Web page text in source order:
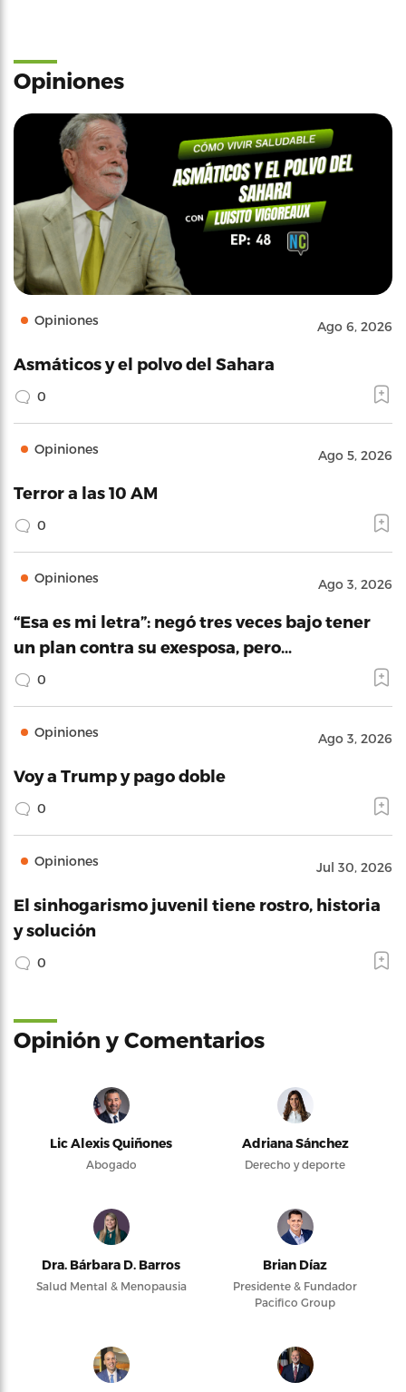
Opiniones
Opiniones Ago 6, 2026
Asmáticos y el polvo del Sahara
0
Opiniones Ago 5, 2026
Terror a las 10 AM
0
Opiniones Ago 3, 2026
“Esa es mi letra”: negó tres veces bajo tener
un plan contra su exesposa, pero…
0
Opiniones Ago 3, 2026
Voy a Trump y pago doble
0
Opiniones Jul 30, 2026
El sinhogarismo juvenil tiene rostro, historia
y solución
0
Opinión y Comentarios
Lic Alexis Quiñones
Abogado
Adriana Sánchez
Derecho y deporte
Dra. Bárbara D. Barros
Salud Mental & Menopausia
Brian Díaz
Presidente & Fundador
Pacifico Group